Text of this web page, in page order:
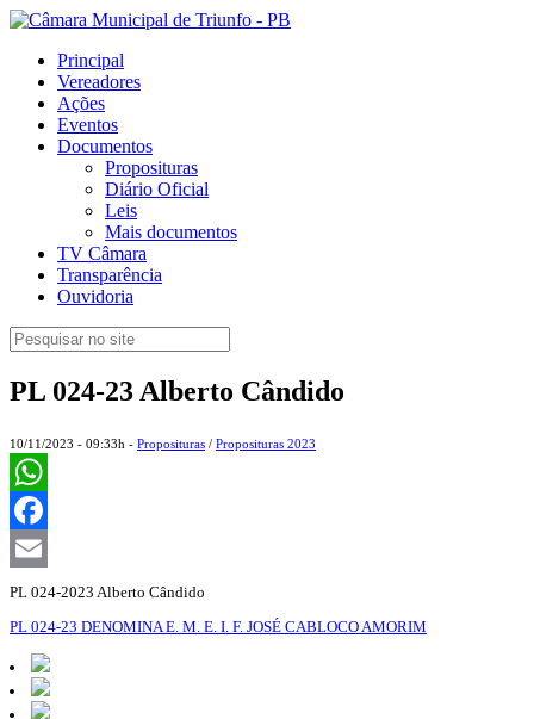
Principal
Vereadores
Ações
Eventos
Documentos
Proposituras
Diário Oficial
Leis
Mais documentos
TV Câmara
Transparência
Ouvidoria
PL 024-23 Alberto Cândido
10/11/2023 - 09:33h - Proposituras / Proposituras 2023
WhatsApp
Facebook
Email
PL 024-2023 Alberto Cândido
PL 024-23 DENOMINA E. M. E. I. F. JOSÉ CABLOCO AMORIM